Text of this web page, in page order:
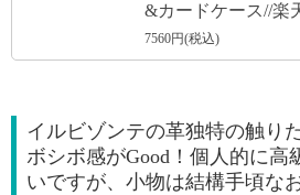
&カードケース//楽
7560円(税込)
イルビゾンテの革独特の触り
ボシボ感がGood！個人的に高
いですが、小物は結構手頃な